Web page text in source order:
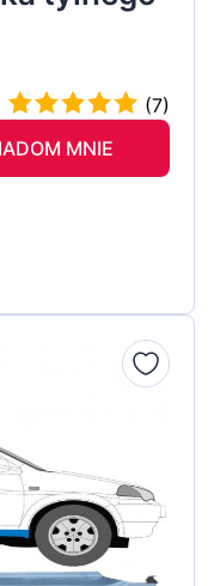
(7)
MNIE